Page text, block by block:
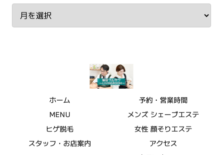
ホーム
予約・営業時間
MENU
メンズ シェーブエステ
ヒゲ脱毛
女性 顔そりエステ
スタッフ・お店案内
アクセス